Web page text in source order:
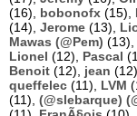
(16), bobonofx (15),
(14), Jerome (13),
Mawas (@Pem) (13),
Lionel (12), Pascal
Benoit (12), jean (12),
queffelec (11), LVM
(11), (@slebarque)